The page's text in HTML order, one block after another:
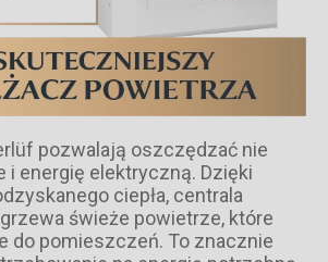
pozwalają oszczędzać nie
i energię elektryczną. Dzięki
ciepła, centrala
świeże powietrze, które
do pomieszczeń. To znacznie